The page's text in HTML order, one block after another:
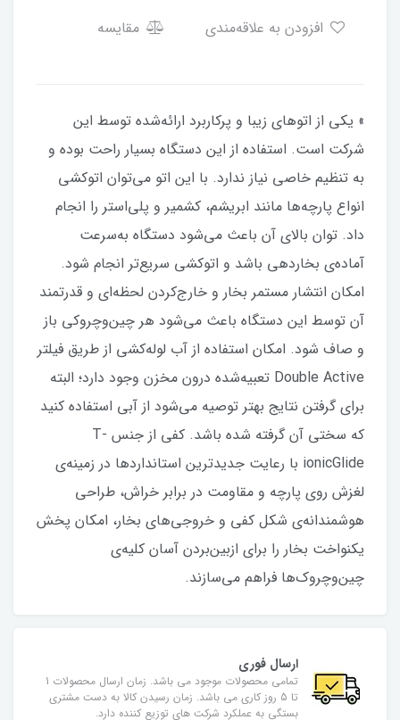
مقایسه
» یکی از اتوهای زیبا و پرکاربرد ارائه‌شده توسط این
شرکت است. استفاده از این دستگاه بسیار راحت بوده و
به تنظیم خاصی نیاز ندارد. با این اتو می‌توان اتوکشی
انواع پارچه‌ها مانند ابریشم، کشمیر و پلی‌استر را انجام
داد. توان بالای آن باعث می‌شود دستگاه به‌سرعت
آماده‌ی بخاردهی باشد و اتوکشی سریع‌تر انجام شود.
امکان انتشار مستمر بخار و خارج‌کردن لحظه‌ای و قدرتمند
آن توسط این دستگاه باعث می‌شود هر چین‌وچروکی باز
و صاف شود. امکان استفاده از آب لوله‌کشی از طریق فیلتر
Double Active تعبیه‌شده درون مخزن وجود دارد؛ البته
برای گرفتن نتایج بهتر توصیه می‌شود از آبی استفاده کنید
که سختی آن گرفته ‌شده باشد. کفی از جنس T-
ionicGlide با رعایت جدیدترین استانداردها در زمینه‌ی
لغزش روی پارچه و مقاومت در برابر خراش، طراحی
هوشمندانه‌ی شکل کفی و خروجی‌های بخار، امکان پخش
یکنواخت بخار را برای ازبین‌بردن آسان کلیه‌ی
چین‌وچروک‌ها فراهم می‌سازند.
ارسال فوری
تمامی محصولات موجود می باشد. زمان ارسال محصولات 1
تا 5 روز کاری می باشد. زمان رسیدن کالا به دست مشتری
بستگی به عملکرد شرکت های توزیع کننده دارد.